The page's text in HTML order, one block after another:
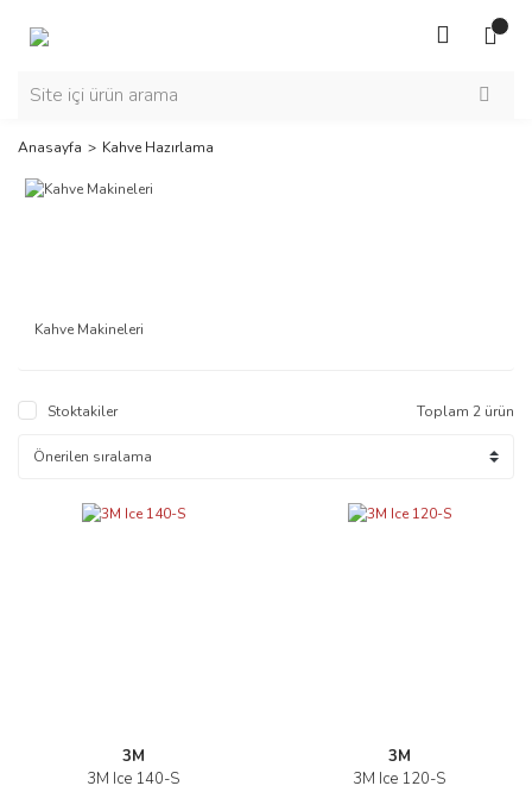
Anasayfa Kahve Hazırlama
Kahve Makineleri
Stoktakiler Toplam 2 ürün
3M
3M Ice 140-S
3M
3M Ice 120-S